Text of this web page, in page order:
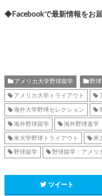
◆Facebookで最新情報をお
アメリカ大学野球留学
野
アメリカ大学トライアウト
海外大学野球セレクション
海外野球留学
海外野球進学
米大学野球トライアウト
米
野球留学
野球留学：アメリ
ツイート